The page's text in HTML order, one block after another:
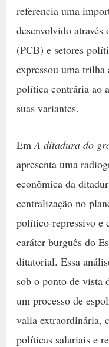
referencia uma
desenvolvido
(PCB) e setores
expressou uma trilha
política contrária ao
suas variantes.
Em A ditadura do
apresenta uma
econômica da
centralização no
político-repressivo e
caráter burguês do
ditatorial. Essa
sob o ponto de vista
um processo de
valia extraordinária,
políticas salariais e